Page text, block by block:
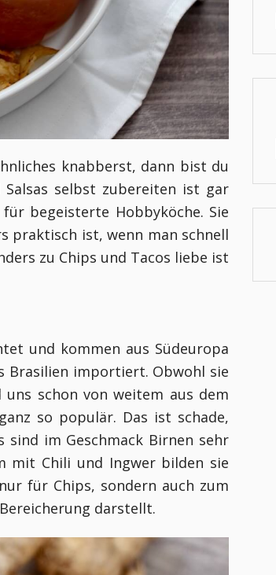
knabberst, dann bist du
selbst zubereiten ist gar
begeisterte Hobbyköche. Sie
praktisch ist, wenn man schnell
zu Chips und Tacos liebe ist
und kommen aus Südeuropa
Brasilien importiert. Obwohl sie
schon von weitem aus dem
so populär. Das ist schade,
sind im Geschmack Birnen sehr
mit Chili und Ingwer bilden sie
für Chips, sondern auch zum
darstellt.